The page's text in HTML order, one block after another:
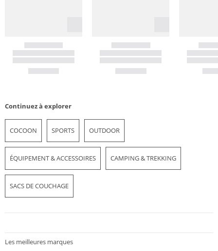
Continuez à explorer
COCOON SPORTS OUTDOOR
ÉQUIPEMENT & ACCESSOIRES CAMPING & TREKKING
SACS DE COUCHAGE
Les meilleures marques